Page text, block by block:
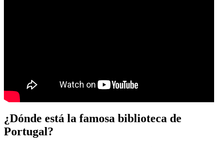
¿Dónde está la famosa biblioteca de
Portugal?